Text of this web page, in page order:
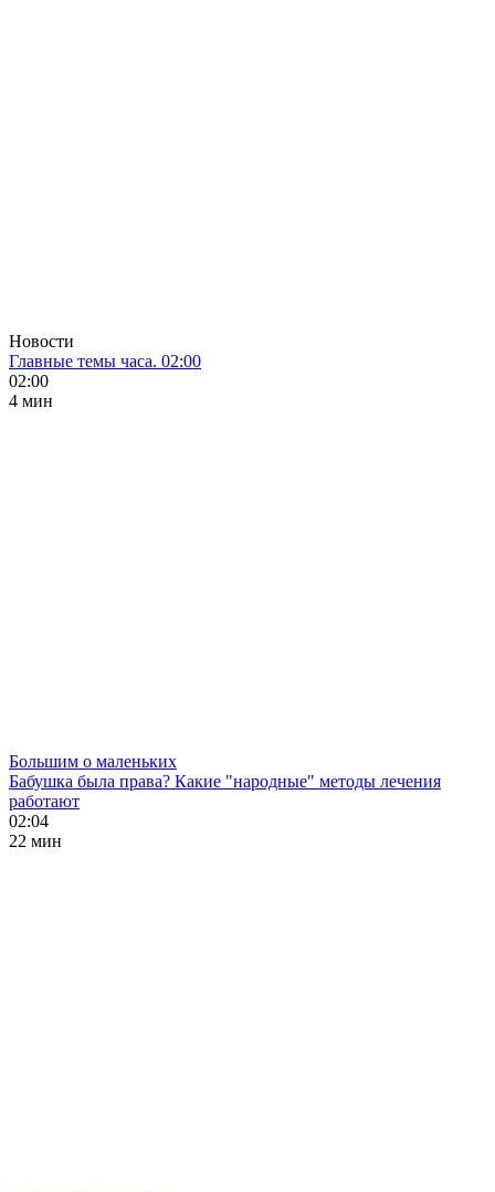
Новости
Главные темы часа. 02:00
02:00
4 мин
Большим о маленьких
Бабушка была права? Какие "народные" методы лечения
работают
02:04
22 мин